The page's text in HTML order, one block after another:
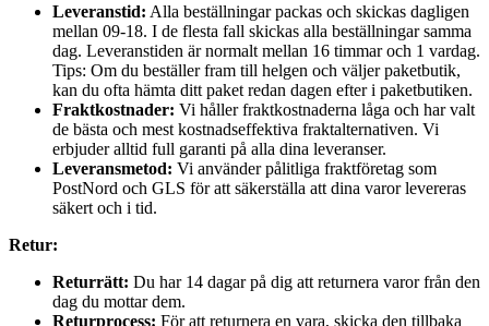
Leveranstid: Alla beställningar packas och skickas dagligen
mellan 09-18. I de flesta fall skickas alla beställningar samma
dag. Leveranstiden är normalt mellan 16 timmar och 1 vardag.
Tips: Om du beställer fram till helgen och väljer paketbutik,
kan du ofta hämta ditt paket redan dagen efter i paketbutiken.
Fraktkostnader: Vi håller fraktkostnaderna låga och har valt
de bästa och mest kostnadseffektiva fraktalternativen. Vi
erbjuder alltid full garanti på alla dina leveranser.
Leveransmetod: Vi använder pålitliga fraktföretag som
PostNord och GLS för att säkerställa att dina varor levereras
säkert och i tid.
Retur:
Returrätt: Du har 14 dagar på dig att returnera varor från den
dag du mottar dem.
Returprocess: För att returnera en vara, skicka den tillbaka